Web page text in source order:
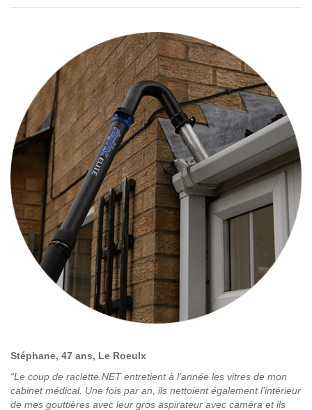
Stéphane, 47 ans, Le Roeulx
“Le coup de raclette.NET entretient à l’année les vitres de mon
cabinet médical. Une fois par an, ils nettoient également l’intérieur
de mes gouttières avec leur gros aspirateur avec caméra et ils